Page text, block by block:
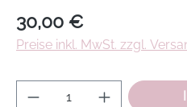
Regulärer Preis:
30,00 €
Preise inkl. MwSt. zzgl.
Produkt Anzahl: